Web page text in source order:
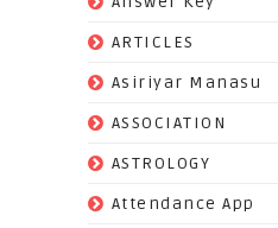
ARTICLES
Asiriyar Manasu
ASSOCIATION
ASTROLOGY
Attendance App